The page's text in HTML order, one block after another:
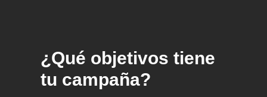
¿Qué objetivos tiene
tu campaña?